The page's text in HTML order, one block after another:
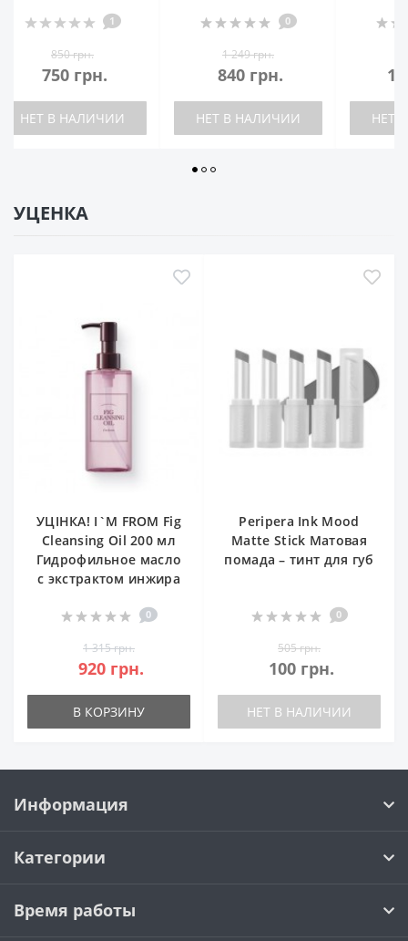
0
1 249 грн.
840 грн.
НЕТ В НАЛИЧИИ
0
1 250 грн.
1 130 грн.
НЕТ В НАЛИЧИИ НЕТ
УЦЕНКА
УЦІНКА! I`M FROM Fig
Cleansing Oil 200 мл
Гидрофильное масло
с экстрактом инжира
0
1 315 грн.
920 грн.
В КОРЗИНУ
Peripera Ink Mood
Matte Stick Матовая
помада – тинт для губ
0
505 грн.
100 грн.
НЕТ В НАЛИЧИИ
Информация
Категории
Время работы